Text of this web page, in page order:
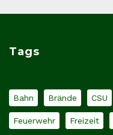
Tags
Bahn Brände CSU
Feuerwehr Freizeit